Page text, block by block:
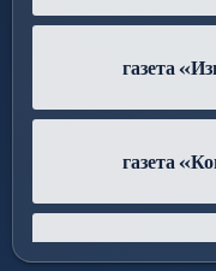
газета
газета